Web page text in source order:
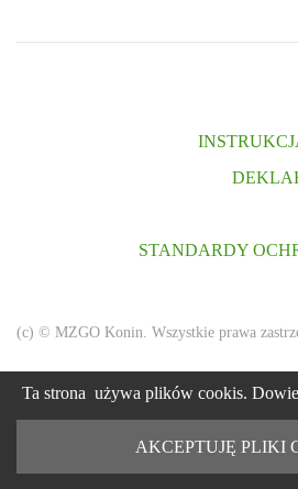
STANDARDY
(c) © MZGO Konin. Wszystkie prawa
Ta strona używa plików cookis.
AKCEPTUJĘ PLIKI